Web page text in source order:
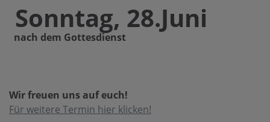
Sonntag, 28.Juni
nach dem Gottesdienst
Wir freuen uns auf euch!
Für weitere Termin hier klicken!